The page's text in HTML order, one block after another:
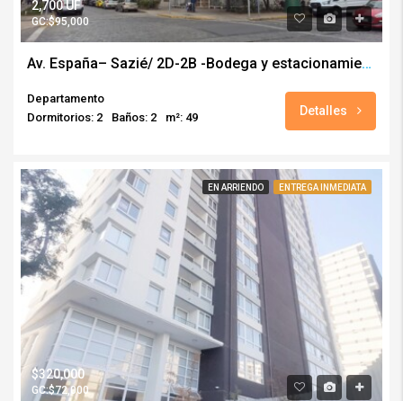
2,700 UF
GC:$95,000
Av. España– Sazié/ 2D-2B -Bodega y estacionamiento
Departamento
Dormitorios: 2
Baños: 2 m²: 49 Detalles
EN ARRIENDO ENTREGA INMEDIATA
$320,000
GC:$72,000